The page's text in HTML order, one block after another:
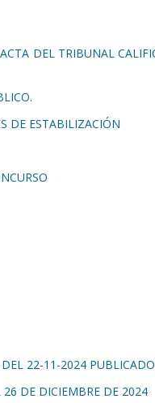
DEL TRIBUNAL
DE ESTABILIZACIÓN
22-11-2024
26 DE DICIEMBRE DE 2024